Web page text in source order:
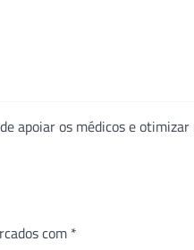
apoiar os médicos e
com *